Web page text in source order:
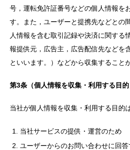
号，運転免許証番号などの個人情報を
す。また，ユーザーと提携先などとの
人情報を含む取引記録や決済に関する
報提供元，広告主，広告配信先などを
といいます。）などから収集すること
第3条（個人情報を収集・利用する目的
当社が個人情報を収集・利用する目的
当社サービスの提供・運営のため
ユーザーからのお問い合わせに回